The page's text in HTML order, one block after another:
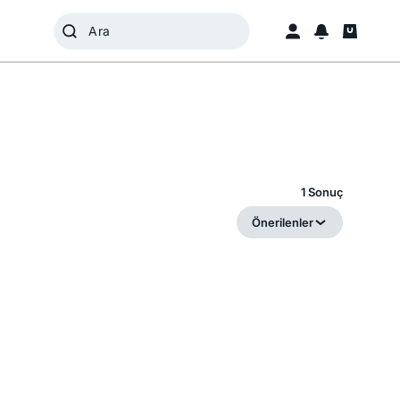
1 Sonuç
Önerilenler